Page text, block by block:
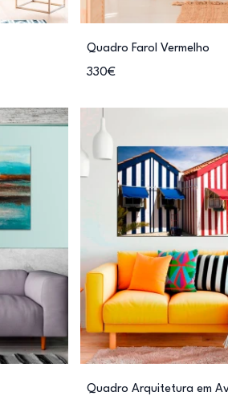
Quadro Farol Vermelho
330€
Quadro Arquitetura em